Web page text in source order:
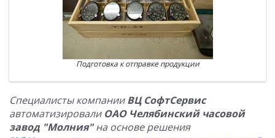
Подготовка к отправке продукции
Специалисты компанииВЦ СофтСервис
автоматизировали ОАО Челябинский часовой
завод "Молния"на основе решения